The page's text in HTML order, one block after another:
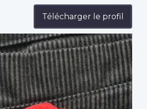
Télécharger le profil